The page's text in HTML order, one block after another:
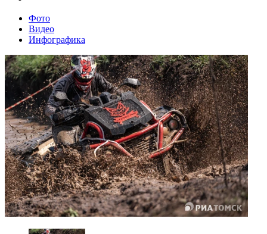
Фото
Видео
Инфографика